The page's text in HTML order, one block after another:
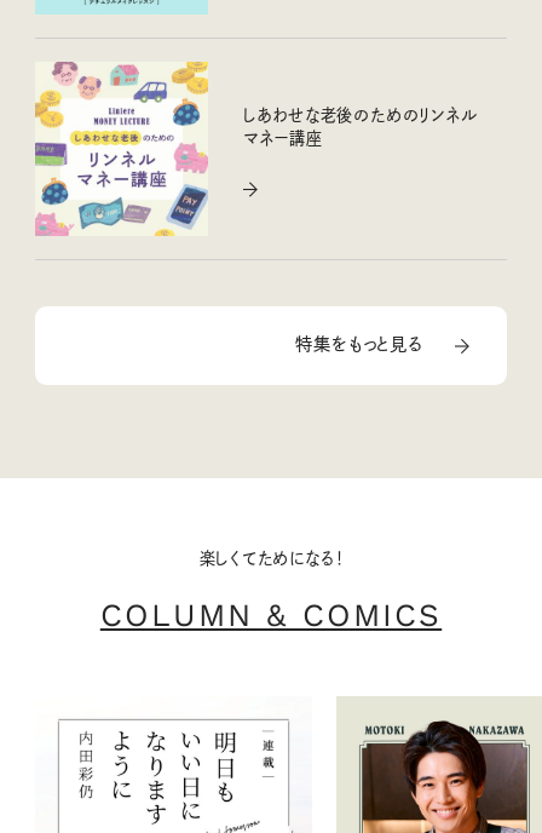
しあわせな老後のためのリンネル
マネー講座
特集をもっと見る
楽しくてためになる！
COLUMN & COMICS